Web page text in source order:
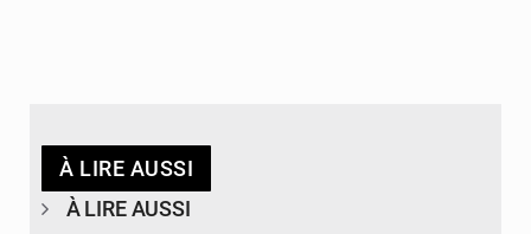
À LIRE AUSSI
À LIRE AUSSI